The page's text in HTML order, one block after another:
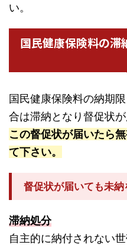
い。
国民健康保険料の滞
国民健康保険料の納期
合は滞納となり督促状が
この督促状が届いたら
て下さい。
督促状が届いても未納
滞納処分
自主的に納付されない